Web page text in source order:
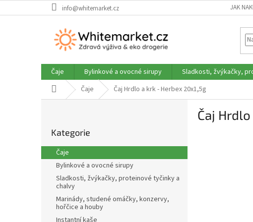
na
info@whitemarket.cz JAK
Čaje Bylinkové a ovocné sirupy Sladkosti, žvýkačky,
Domů Čaje Čaj Hrdlo a krk - Herbex 20x1,5g
r
a
kategorie
Kategorie
Čaje
Bylinkové a ovocné sirupy
Sladkosti, žvýkačky, proteinové tyčinky a
chalvy
Marinády, studené omáčky, konzervy,
hořčice a houby
Instantní kaše
Čaj